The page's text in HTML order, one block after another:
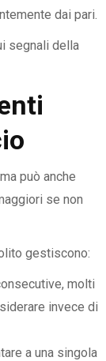
dai pari.
segnali della
può anche
se non
gestiscono:
molti
invece di
a una singola